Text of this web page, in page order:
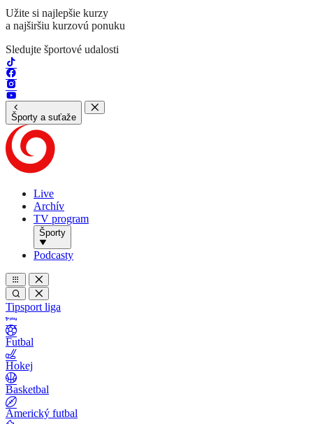
Užite si najlepšie kurzy
a najširšiu kurzovú ponuku
Sledujte športové udalosti
Športy a suťaže
Live
Archív
TV program
Športy
Podcasty
Tipsport liga
Futbal
Hokej
Basketbal
Americký futbal